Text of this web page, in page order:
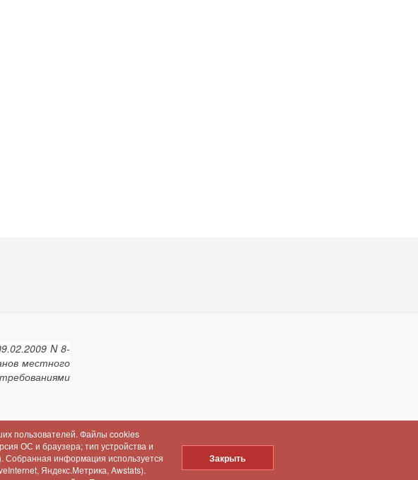
N 8-
местного
пользователей. Файлы cookies
ОС и браузера; тип устройства и
Собранная информация используется
Яндекс.Метрика, Awstats).
Закрыть